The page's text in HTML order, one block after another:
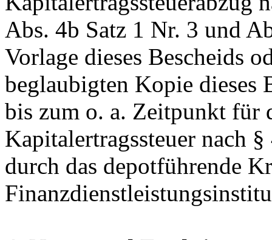
Abs. 4b Satz 1 Nr. 3 und
Vorlage dieses Bescheids
beglaubigten Kopie dieses
bis zum o. a. Zeitpunkt für
Kapitalertragssteuer nach
durch das depotführende